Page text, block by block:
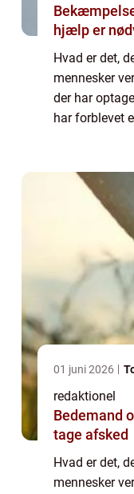
hjælp er
Hvad er det,
mennesker
der har
har forblevet
01 juni 2026
redaktionel
Bedemand odense
tage afsked
Hvad er det,
mennesker